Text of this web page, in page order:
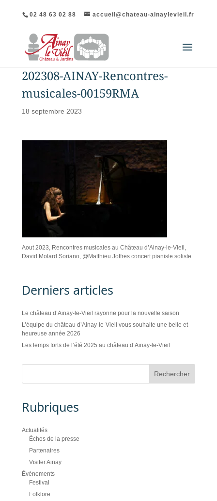
02 48 63 02 88 accueil@chateau-ainaylevieil.fr
202308-AINAY-Rencontres-
musicales-00159RMA
18 septembre 2023
Aout 2023, Rencontres musicales au Château d’Ainay-le-Vieil,
David Molard Soriano, @Matthieu Joffres concert pianiste soliste
Derniers articles
Le château d’Ainay-le-Vieil rayonne pour la nouvelle saison
L’équipe du château d’Ainay-le-Vieil vous souhaite une belle et
heureuse année 2026
Les temps forts de l’été 2025 au château d’Ainay-le-Vieil
Rubriques
Actualités
Échos de la presse
Partenaires
Visiter Ainay
Évènements
Festival
Folklore